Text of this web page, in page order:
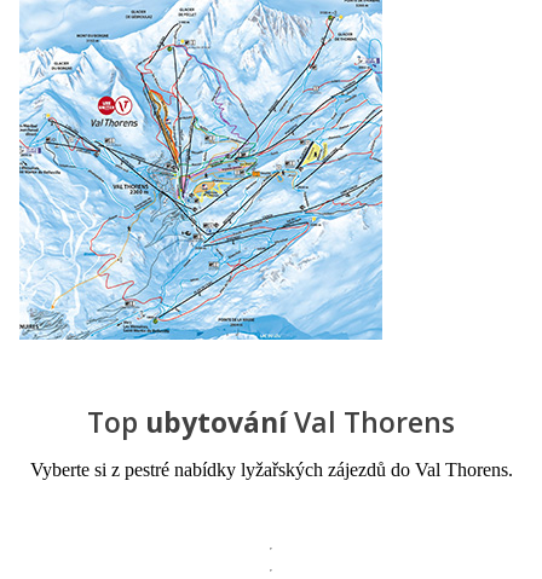
Top ubytováníVal Thorens
Vyberte si z pestré nabídky lyžařských zájezdů do Val Thorens.